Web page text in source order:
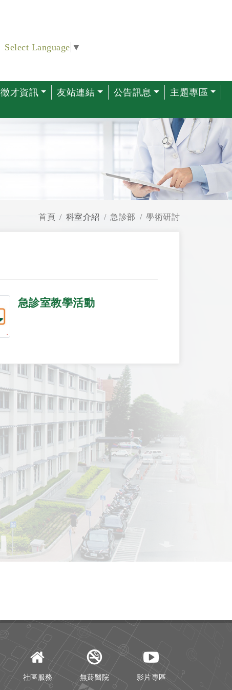
Select Language ▼
徵才資訊 友站連結 公告訊息
主題專區
首頁 科室介紹 急診部 學術研討
急診室教學活動
社區服務 無菸醫院 影片專區